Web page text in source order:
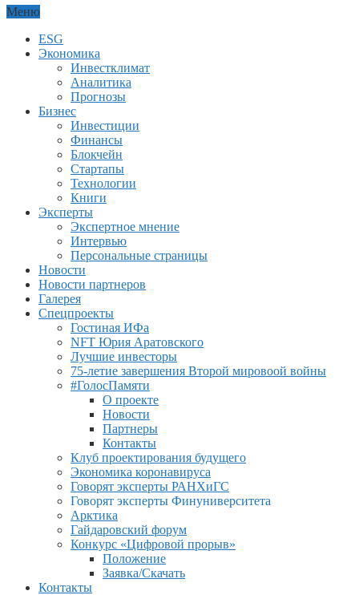
Меню
ESG
Экономика
Инвестклимат
Аналитика
Прогнозы
Бизнес
Инвестиции
Финансы
Блокчейн
Стартапы
Технологии
Книги
Эксперты
Экспертное мнение
Интервью
Персональные страницы
Новости
Новости партнеров
Галерея
Спецпроекты
Гостиная ИФа
NFT Юрия Аратовского
Лучшие инвесторы
75-летие завершения Второй мировоой войны
#ГолосПамяти
О проекте
Новости
Партнеры
Контакты
Клуб проектирования будущего
Экономика коронавируса
Говорят эксперты РАНХиГС
Говорят эксперты Финуниверситета
Арктика
Гайдаровский форум
Конкурс «Цифровой прорыв»
Положение
Заявка/Скачать
Контакты